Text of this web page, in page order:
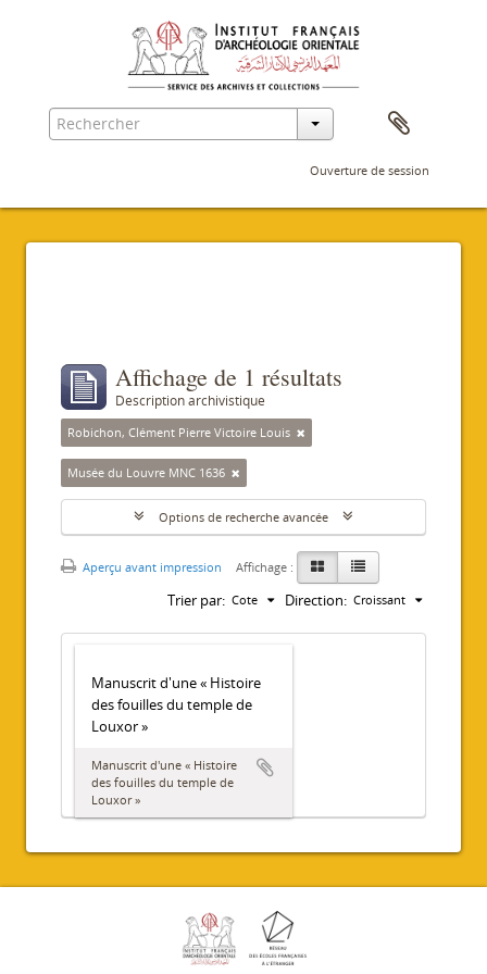
Ouverture de session
Affichage de 1 résultats
Description archivistique
Robichon, Clément Pierre Victoire Louis
Musée du Louvre MNC 1636
Options de recherche avancée
Aperçu avant impression Affichage :
Trier par: Cote Direction: Croissant
Manuscrit d'une « Histoire
des fouilles du temple de
Louxor »
Manuscrit d'une « Histoire
des fouilles du temple de
Louxor »